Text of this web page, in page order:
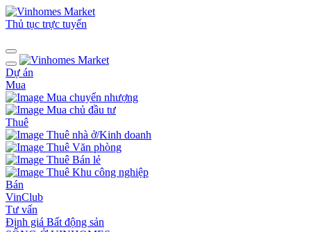
Thủ tục trực tuyến
Dự án
Mua
Mua chuyển nhượng
Mua chủ đầu tư
Thuê
Thuê nhà ở/Kinh doanh
Thuê Văn phòng
Thuê Bán lẻ
Thuê Khu công nghiệp
Bán
VinClub
Tư vấn
Định giá Bất động sản